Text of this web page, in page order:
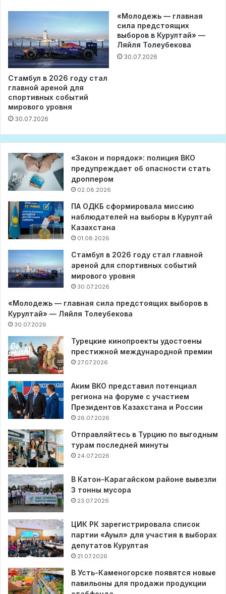
Стамбул в 2026 году стал
главной ареной для
спортивных событий
мирового уровня
30.07.2026
«Молодежь — главная
сила предстоящих
выборов в Курултай» —
Ляйля Толеубекова
30.07.2026
«Закон и порядок»: полиция ВКО
предупреждает об опасности стать
дроппером
02.08.2026
ПА ОДКБ сформировала миссию
наблюдателей на выборы в Курултай
Казахстана
01.08.2026
Стамбул в 2026 году стал главной
ареной для спортивных событий
мирового уровня
30.07.2026
«Молодежь — главная сила предстоящих выборов в
Курултай» — Ляйля Толеубекова
30.07.2026
Турецкие кинопроекты удостоены
престижной международной премии
27.07.2026
Аким ВКО представил потенциал
региона на форуме с участием
Президентов Казахстана и России
26.07.2026
Отправляйтесь в Турцию по выгодным
турам последней минуты
24.07.2026
В Катон-Карагайском районе вывезли
3 тонны мусора
23.07.2026
ЦИК РК зарегистрировала список
партии «Ауыл» для участия в выборах
депутатов Курултая
21.07.2026
В Усть-Каменогорске появятся новые
павильоны для продажи продукции